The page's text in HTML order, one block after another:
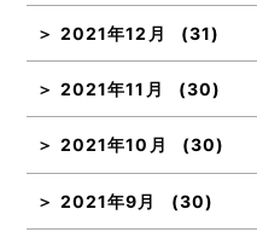
2021年12月 (31)
2021年11月 (30)
2021年10月 (30)
2021年9月 (30)